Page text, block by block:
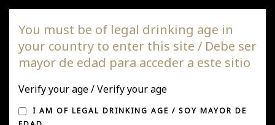
DAGAZ Wines
POINTS OF SALE
You must be of legal drinking age in
your country to enter this site / Debe ser
mayor de edad para acceder a este sitio
Verify your age / Verify your age
I AM OF LEGAL DRINKING AGE / SOY MAYOR DE